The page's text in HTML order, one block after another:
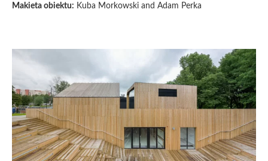
Makieta obiektu: Kuba Morkowski and Adam Perka